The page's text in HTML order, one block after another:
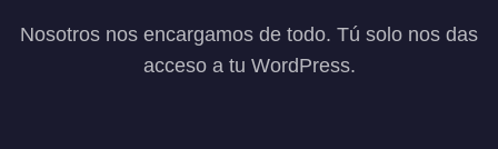
Nosotros nos encargamos de todo. Tú solo nos das
acceso a tu WordPress.